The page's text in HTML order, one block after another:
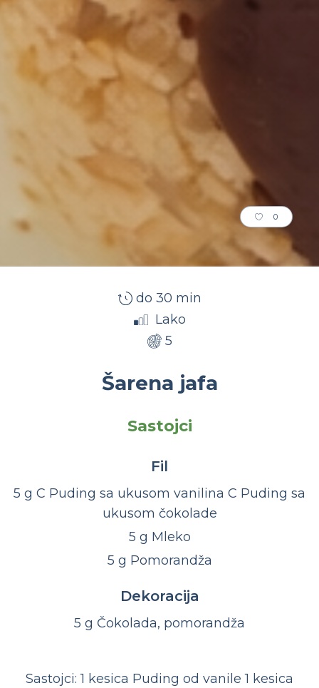
0
do 30 min
Lako
5
Šarena jafa
Sastojci
Fil
5 g C Puding sa ukusom vanilina C Puding sa
ukusom čokolade
5 g Mleko
5 g Pomorandža
Dekoracija
5 g Čokolada, pomorandža
Sastojci: 1 kesica Puding od vanile 1 kesica